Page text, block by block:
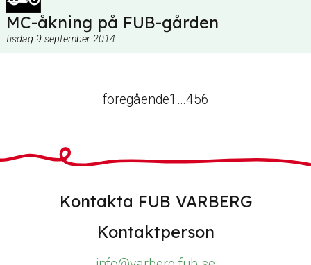
MC-åkning på FUB-gården
tisdag 9 september 2014
föregående1 …456
Kontakta FUB VARBERG
Kontaktperson